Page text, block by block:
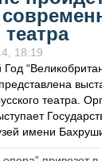
театра
18:19
театра.
имени